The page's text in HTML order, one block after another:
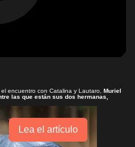
el encuentro con Catalina y Lautaro, Muriel
las que están sus dos hermanas,
Lea el artículo